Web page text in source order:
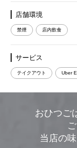
店舗環境
禁煙 店内飲食
サービス
テイクアウト Uber
おひつご
当店の